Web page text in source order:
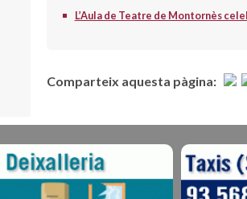
L’Aula de Teatre de Montornès
Comparteix aquesta pàgina: